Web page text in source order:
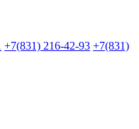
+7(831) 216-42-93 +7(831)